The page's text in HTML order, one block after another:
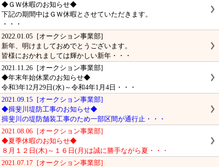
◆ＧＷ休暇のお知らせ◆
下記の期間中はＧＷ休暇とさせていただきます。
・・・
2022.01.05 [オークション事業部]
新年、明けましておめでとうございます。
皆様におかれましては輝かしい新年・・・
2021.11.26 [オークション事業部]
◆年末年始休業のお知らせ◆
令和3年12月29日(水)～令和4年1月4日・・・
2021.09.15 [オークション事業部]
◆揖斐川堤防工事のお知らせ◆
揖斐川の堤防舗装工事のため一部区間が通行止・・・
2021.08.06 [オークション事業部]
◆夏季休暇のお知らせ◆
８月１２日(木)～１６日(月)は誠に勝手ながら夏・・・
2021.07.17 [オークション事業部]